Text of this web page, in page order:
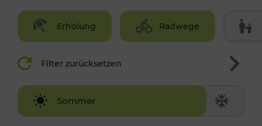
Erholung Radwege
Filter zurücksetzen
Sommer
Winter